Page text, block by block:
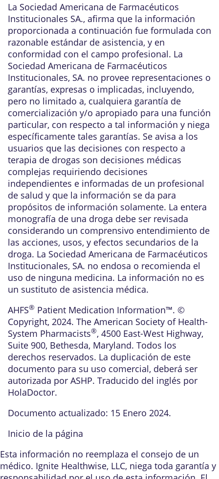
La Sociedad Americana de Farmacéuticos
Institucionales SA., afirma que la información
proporcionada a continuación fue formulada con
razonable estándar de asistencia, y en
conformidad con el campo profesional. La
Sociedad Americana de Farmacéuticos
Institucionales, SA. no provee representaciones o
garantías, expresas o implicadas, incluyendo,
pero no limitado a, cualquiera garantía de
comercialización y/o apropiado para una función
particular, con respecto a tal información y niega
específicamente tales garantías. Se avisa a los
usuarios que las decisiones con respecto a
terapia de drogas son decisiones médicas
complejas requiriendo decisiones
independientes e informadas de un profesional
de salud y que la información se da para
propósitos de información solamente. La entera
monografía de una droga debe ser revisada
considerando un comprensivo entendimiento de
las acciones, usos, y efectos secundarios de la
droga. La Sociedad Americana de Farmacéuticos
Institucionales, SA. no endosa o recomienda el
uso de ninguna medicina. La información no es
un sustituto de asistencia médica.
AHFS® Patient Medication Information™. ©
Copyright, 2024. The American Society of Health-
System Pharmacists®, 4500 East-West Highway,
Suite 900, Bethesda, Maryland. Todos los
derechos reservados. La duplicación de este
documento para su uso comercial, deberá ser
autorizada por ASHP. Traducido del inglés por
HolaDoctor.
Documento actualizado: 15 Enero 2024.
Inicio de la página
Esta información no reemplaza el consejo de un
médico. Ignite Healthwise, LLC, niega toda garantía y